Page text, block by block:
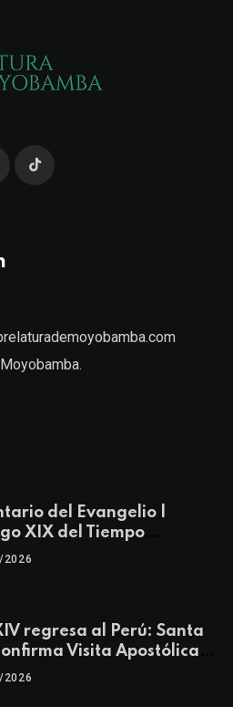
del Evangelio |
XIX del Tiempo
| Mateo 14, 22-23
regresa al Perú: Santa
Visita Apostólica
17 de noviembre